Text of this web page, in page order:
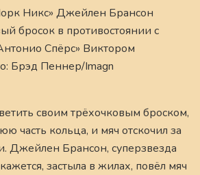
Никс» Джейлен Брансон
бросок в противостоянии с
Спёрс» Виктором
Брэд Пеннер/Imagn
своим трёхочковым броском,
часть кольца, и мяч отскочил за
Джейлен Брансон, суперзвезда
застыла в жилах, повёл мяч